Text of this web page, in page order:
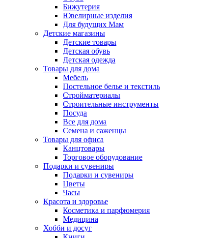
Бижутерия
Ювелирные изделия
Для будущих Мам
Детские магазины
Детские товары
Детская обувь
Детская одежда
Товары для дома
Мебель
Постельное белье и текстиль
Стройматериалы
Строительные инструменты
Посуда
Все для дома
Семена и саженцы
Товары для офиса
Канцтовары
Торговое оборудование
Подарки и сувениры
Подарки и сувениры
Цветы
Часы
Красота и здоровье
Косметика и парфюмерия
Медицина
Хобби и досуг